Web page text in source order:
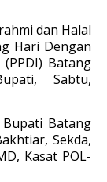
dan Halal
Hari Dengan
Batang
Sabtu,
Batang
Sekda,
Kasat POL-